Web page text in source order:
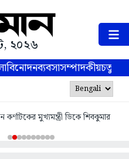
২০২৬
বিনোদনব্যবসাসম্পাদকীয়
কর্ণাটকের মুখ্যমন্ত্রী ডিকে শিবকুমার